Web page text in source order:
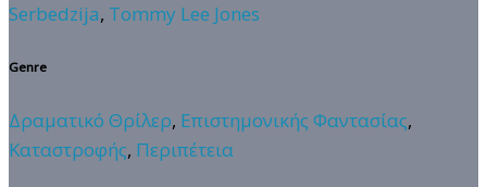
Serbedzija, Tommy Lee Jones
Genre
Δραματικό Θρίλερ, Επιστημονικής Φαντασίας,
Καταστροφής, Περιπέτεια